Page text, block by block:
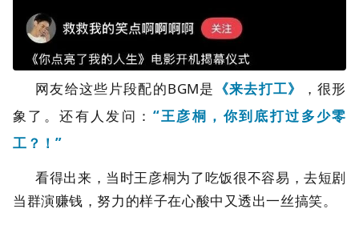
网友给这些片段配的BGM是 《来去打工》
，很形
象了。还有人发问： “王彦桐，你到底打过多少零
工？！”
看得出来，当时王彦桐为了吃饭很不容易，去短剧
当群演赚钱，努力的样子在心酸中又透出一丝搞笑。